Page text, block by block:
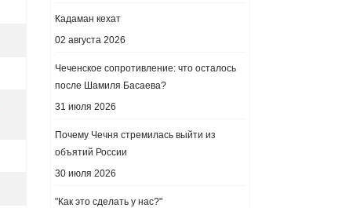
Кадаман кехат
02 августа 2026
Чеченское сопротивление: что осталось
после Шамиля Басаева?
31 июля 2026
Почему Чечня стремилась выйти из
объятий России
30 июля 2026
"Как это сделать у нас?"